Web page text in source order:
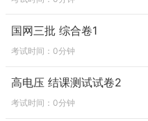
国网三批 综合卷1
考试时间：0分钟
高电压 结课测试试卷2
考试时间：0分钟